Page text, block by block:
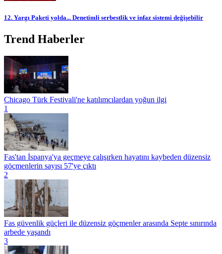
12. Yargı Paketi yolda... Denetimli serbestlik ve infaz sistemi değişebilir
Trend Haberler
Chicago Türk Festivali'ne katılımcılardan yoğun ilgi
1
Fas'tan İspanya'ya geçmeye çalışırken hayatını kaybeden düzensiz
göçmenlerin sayısı 57'ye çıktı
2
Fas güvenlik güçleri ile düzensiz göçmenler arasında Septe sınırında
arbede yaşandı
3